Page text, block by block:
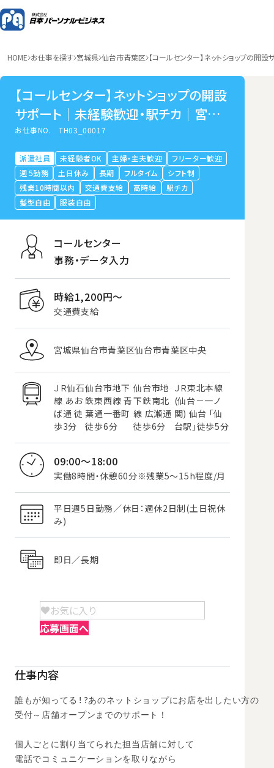
HOME お仕事を探す 宮城県 仙台市青葉区 【コールセンター】ネットショップの
【コールセンター】ネットショップの開設
サポート｜未経験歓迎・駅チカ｜宮城
県仙台市青葉区
お仕事NO.TH03_00017
派遣社員 未経験者OK 主婦・主夫歓迎
フリーター歓迎
週５勤務
土日休み 長期 フルタイム
シフト制
残業10時間以内
交通費支給 高時給
駅チカ
髪型自由
服装自由
コールセンター
事務・データ入力
時給1,200円〜
交通費支給
宮城県仙台市青葉区仙台市青葉区中央
ＪＲ仙石
線 あお
ば通 徒
歩3分
仙台市地下
鉄東西線 青
葉通一番町
徒歩6分
仙台市地
下鉄南北
線 広瀬通
徒歩6分
ＪＲ東北本線
(仙台－一ノ
関) 仙台 「仙
台駅」徒歩5分
09:00～18:00
実働8時間・休憩60分※残業5～15h程度/月
平日週5日勤務／休日：週休2日制(土日祝休
み)
即日／長期
お気に入り
応募画面へ
仕事内容
誰もが知ってる!?あのネットショップにお店を出したい方の
受付～店舗オープンまでのサポート！
個人ごとに割り当てられた担当店舗に対して
電話でコミュニケーションを取りながら